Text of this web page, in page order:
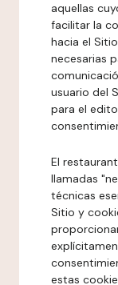
aquellas
facilitar la
hacia el
necesarias
usuario del
para el
El
llamadas
técnicas
Sitio y
estas